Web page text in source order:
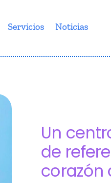
Servicios Noticias
Un
de
corazón